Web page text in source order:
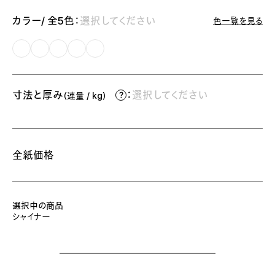
カラー/ 全5色： 選択してください 色一覧を見る
寸法と厚み（連量 / kg） ： 選択してください
全紙価格
選択中の商品
シャイナー